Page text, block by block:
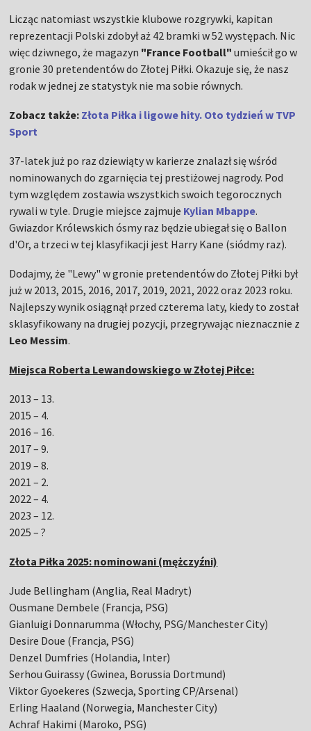
Licząc natomiast wszystkie klubowe rozgrywki, kapitan
reprezentacji Polski zdobył aż 42 bramki w 52 występach. Nic
więc dziwnego, że magazyn "France Football" umieścił go w
gronie 30 pretendentów do Złotej Piłki. Okazuje się, że nasz
rodak w jednej ze statystyk nie ma sobie równych.
Zobacz także: Złota Piłka i ligowe hity. Oto tydzień w TVP
Sport
37-latek już po raz dziewiąty w karierze znalazł się wśród
nominowanych do zgarnięcia tej prestiżowej nagrody. Pod
tym względem zostawia wszystkich swoich tegorocznych
rywali w tyle. Drugie miejsce zajmuje Kylian Mbappe.
Gwiazdor Królewskich ósmy raz będzie ubiegał się o Ballon
d'Or, a trzeci w tej klasyfikacji jest Harry Kane (siódmy raz).
Dodajmy, że "Lewy" w gronie pretendentów do Złotej Piłki był
już w 2013, 2015, 2016, 2017, 2019, 2021, 2022 oraz 2023 roku.
Najlepszy wynik osiągnął przed czterema laty, kiedy to został
sklasyfikowany na drugiej pozycji, przegrywając nieznacznie z
Leo Messim.
Miejsca Roberta Lewandowskiego w Złotej Piłce:
2013 – 13.
2015 – 4.
2016 – 16.
2017 – 9.
2019 – 8.
2021 – 2.
2022 – 4.
2023 – 12.
2025 – ?
Złota Piłka 2025: nominowani (mężczyźni)
Jude Bellingham (Anglia, Real Madryt)
Ousmane Dembele (Francja, PSG)
Gianluigi Donnarumma (Włochy, PSG/Manchester City)
Desire Doue (Francja, PSG)
Denzel Dumfries (Holandia, Inter)
Serhou Guirassy (Gwinea, Borussia Dortmund)
Viktor Gyoekeres (Szwecja, Sporting CP/Arsenal)
Erling Haaland (Norwegia, Manchester City)
Achraf Hakimi (Maroko, PSG)